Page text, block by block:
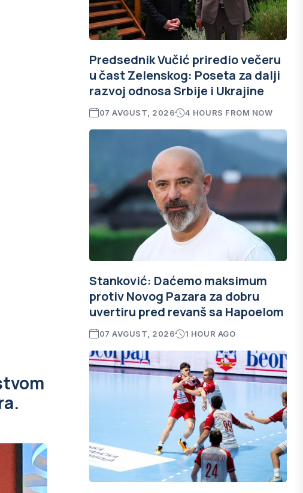
Predsednik Vučić priredio večeru
u čast Zelenskog: Poseta za dalji
razvoj odnosa Srbije i Ukrajine
07 AVGUST, 2026 4 HOURS FROM NOW
Stanković: Daćemo maksimum
protiv Novog Pazara za dobru
uvertiru pred revanš sa Hapoelom
07 AVGUST, 2026 1 HOUR AGO